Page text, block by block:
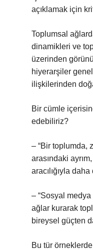
açıklamak için
Toplumsal
dinamikleri ve
üzerinden
hiyerarşiler
ilişkilerinden
Bir cümle
edebiliriz?
– “Bir toplumda,
arasındaki
aracılığıyla
– “Sosyal
ağlar kurarak
bireysel güçten
Bu tür